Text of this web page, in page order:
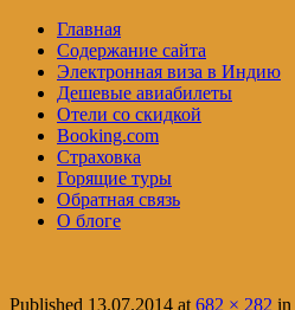
Главная
Содержание сайта
Электронная виза в Индию
Дешевые авиабилеты
Отели со скидкой
Booking.com
Страховка
Горящие туры
Обратная связь
О блоге
Published 13.07.2014 at682 × 282 in